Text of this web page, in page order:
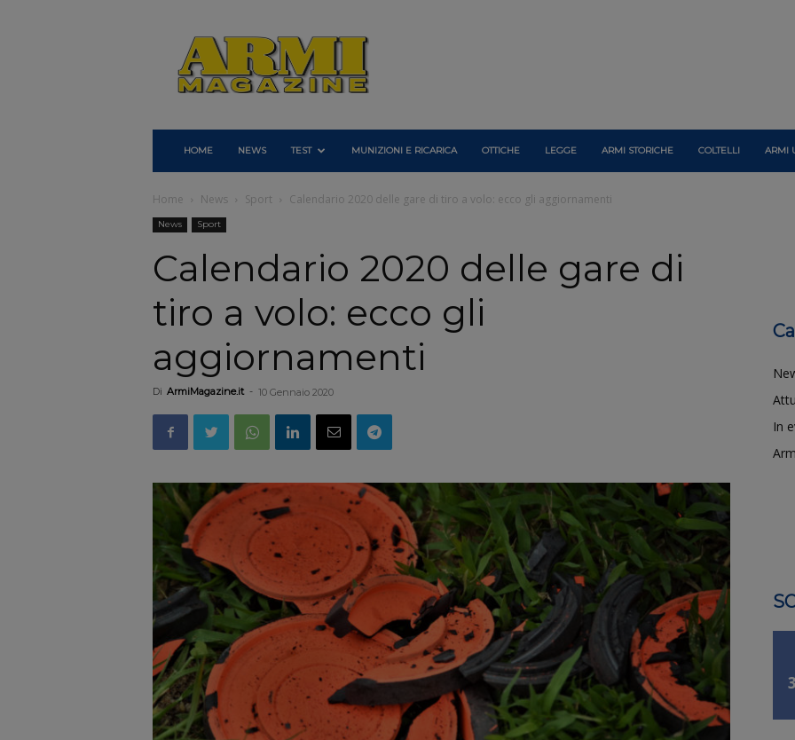
Armi
Magazine
HOME NEWS TEST MUNIZIONI E RICARICA OTTICHE LEGGE ARMI STORICHE COLTELLI ARMI
Home News Sport Calendario 2020 delle gare di tiro a volo: ecco gli aggiornamenti
News Sport
Calendario 2020 delle gare di
tiro a volo: ecco gli
aggiornamenti
Di ArmiMagazine.it - 10 Gennaio 2020
In